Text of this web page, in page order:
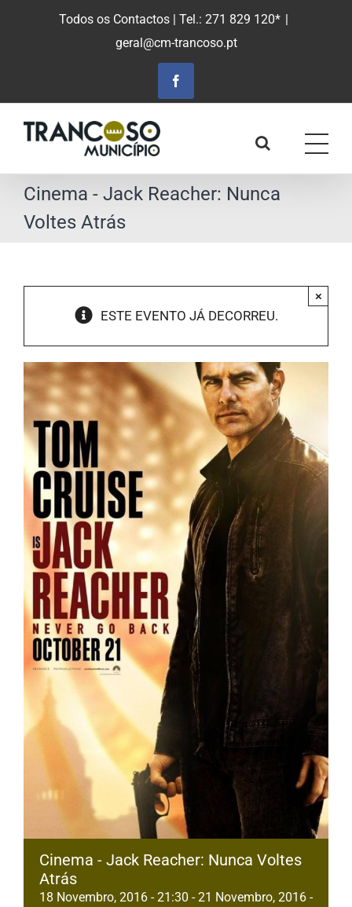
Todos os Contactos | Tel.: 271 829 120* |
geral@cm-trancoso.pt
Facebook
Cinema - Jack Reacher: Nunca
Voltes Atrás
ESTE EVENTO JÁ DECORREU.
×
Cinema - Jack Reacher: Nunca Voltes
Atrás
18 Novembro, 2016 - 21:30 -21 Novembro, 2016 -